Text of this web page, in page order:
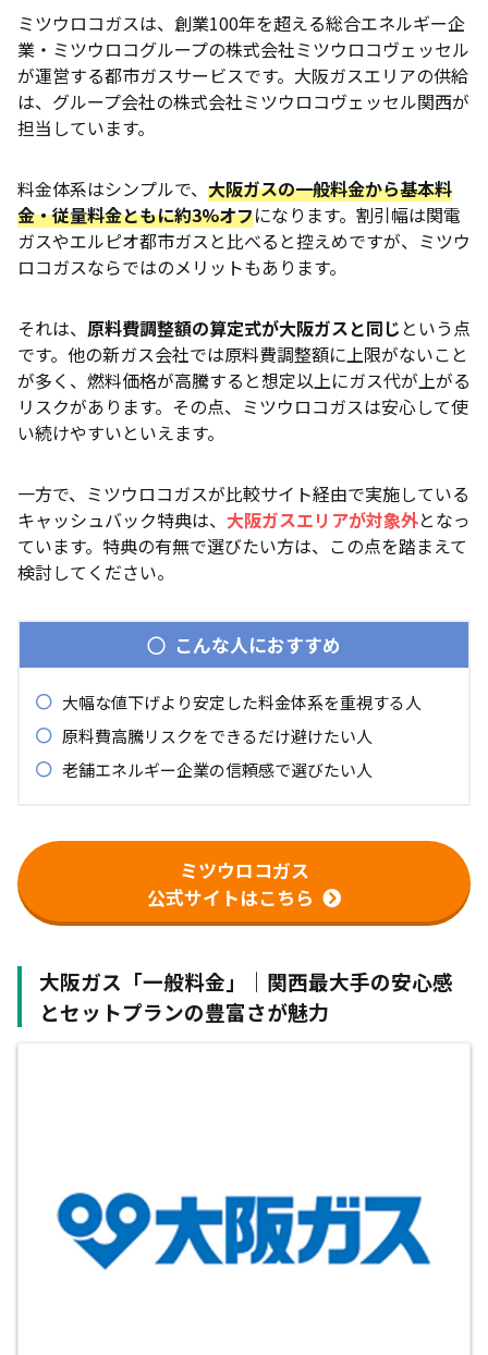
ミツウロコガスは、創業100年を超える総合エネルギー企
業・ミツウロコグループの株式会社ミツウロコヴェッセル
が運営する都市ガスサービスです。大阪ガスエリアの供給
は、グループ会社の株式会社ミツウロコヴェッセル関西が
担当しています。
料金体系はシンプルで、 大阪ガスの一般料金から基本料
金・従量料金ともに約3%オフになります。割引幅は関電
ガスやエルピオ都市ガスと比べると控えめですが、ミツウ
ロコガスならではのメリットもあります。
それは、 原料費調整額の算定式が大阪ガスと同じ という点
です。他の新ガス会社では原料費調整額に上限がないこと
が多く、燃料価格が高騰すると想定以上にガス代が上がる
リスクがあります。その点、ミツウロコガスは安心して使
い続けやすいといえます。
一方で、ミツウロコガスが比較サイト経由で実施している
キャッシュバック特典は、 大阪ガスエリアが対象外となっ
ています。特典の有無で選びたい方は、この点を踏まえて
検討してください。
こんな人におすすめ
大幅な値下げより安定した料金体系を重視する人
原料費高騰リスクをできるだけ避けたい人
老舗エネルギー企業の信頼感で選びたい人
ミツウロコガス
公式サイトはこちら
大阪ガス「一般料金」｜関西最大手の安心感
とセットプランの豊富さが魅力